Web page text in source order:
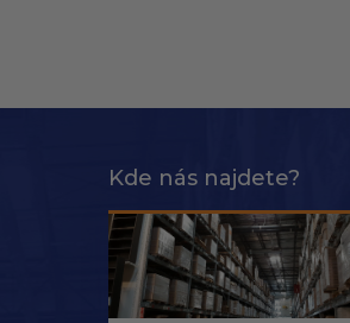
Kde nás najdete?